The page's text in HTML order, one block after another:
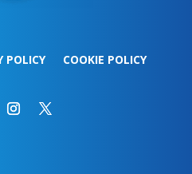
POLICY COOKIE POLICY